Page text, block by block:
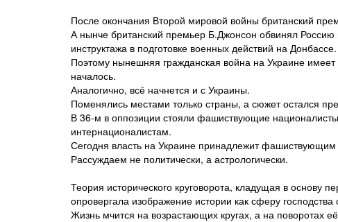
После окончания Второй мировой войны британский
А нынче британский премьер Б.Джонсон обвинял
инструктажа в подготовке военных действий на Донбассе.
Поэтому нынешняя гражданская война на Украине
началось.
Аналогично, всё начнется и с Украины.
Поменялись местами только страны, а сюжет остался
В 36-м в оппозиции стояли фашиствующие
интернационалистам.
Сегодня власть на Украине принадлежит
Рассуждаем не политически, а астрологически.
Теория исторического круговорота, кладущая в основу
опровергала изображение истории как сферу
Жизнь мчится на возрастающих кругах, а на поворотах